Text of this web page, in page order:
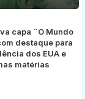
capa ¨O Mundo
destaque para
dos EUA e
matérias